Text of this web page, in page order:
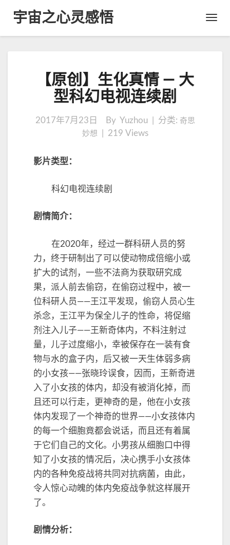
Toggle
宇宙之心灵感悟
原
创
】
化
真
续
剧
【原创】生化真情 — 大
型科幻电视连续剧
2017年7月23日 By Yuzhou | 分类: 奇思
妙想
219 Views
影片类型：
科幻电视连续剧
剧情简介：
在2020年，经过一群科研人员的努
力，终于研制出了可以使动物成倍缩小或
扩大的试剂，一些不法商为获取研究成
果，派人前去偷窃，在偷窃过程中，被一
位科研人员——王江平发现，偷窃人员心生
杀念，王江平为保全儿子的性命，将促缩
剂注入儿子——王新奇体内，不料注射过
量，儿子过度缩小，幸被保存在一装有食
物与水的盒子内，后又被一天生体弱多病
的小女孩——张晓玲误食，因而，王新奇进
入了小女孩的体内，却没有被消化掉，而
且还可以行走，更神奇的是，他在小女孩
体内发现了一个神奇的世界——小女孩体内
的每一个细胞竟都会说话，而且还有着属
于它们自己的文化。小男孩从细胞口中得
知了小女孩的情况后，决心携手小女孩体
内的各种免疫战将共同对抗病菌，由此，
令人惊心动魄的体内免疫战争就这样展开
了。
剧情分析：